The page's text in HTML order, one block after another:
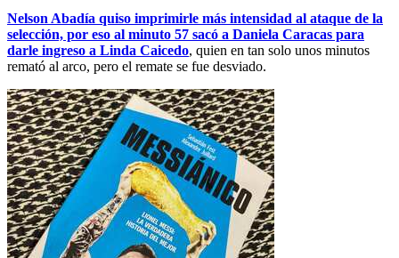
Nelson Abadía quiso imprimirle más intensidad al ataque de la
selección, por eso al minuto 57 sacó a Daniela Caracas para
darle ingreso a Linda Caicedo, quien en tan solo unos minutos
remató al arco, pero el remate se fue desviado.